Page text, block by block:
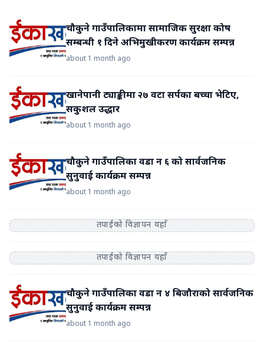
चौकुने गाउँपालिकामा सामाजिक सुरक्षा कोष
सम्बन्धी १ दिने अभिमुखीकरण कार्यक्रम सम्पन्न
about 1 month ago
खानेपानी ट्याङ्कीमा २७ वटा सर्पका बच्चा भेटिए,
सकुशल उद्धार
about 1 month ago
चौकुने गाउँपालिका वडा न ६ को सार्वजनिक
सुनुवाई कार्यक्रम सम्पन्न
about 1 month ago
तपाईंको विज्ञापन यहाँ
तपाईंको विज्ञापन यहाँ
चौकुने गाउँपालिका वडा न ४ बिजौराको सार्वजनिक
सुनुवाई कार्यक्रम सम्पन्न
about 1 month ago